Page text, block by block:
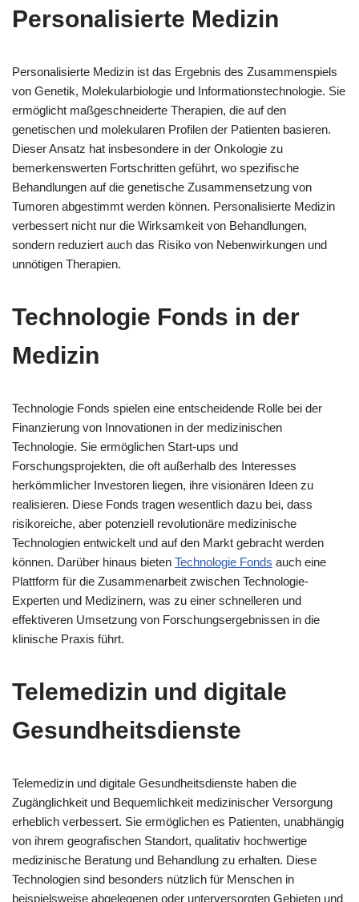
Personalisierte Medizin
Personalisierte Medizin ist das Ergebnis des Zusammenspiels
von Genetik, Molekularbiologie und Informationstechnologie. Sie
ermöglicht maßgeschneiderte Therapien, die auf den
genetischen und molekularen Profilen der Patienten basieren.
Dieser Ansatz hat insbesondere in der Onkologie zu
bemerkenswerten Fortschritten geführt, wo spezifische
Behandlungen auf die genetische Zusammensetzung von
Tumoren abgestimmt werden können. Personalisierte Medizin
verbessert nicht nur die Wirksamkeit von Behandlungen,
sondern reduziert auch das Risiko von Nebenwirkungen und
unnötigen Therapien.
Technologie Fonds in der
Medizin
Technologie Fonds spielen eine entscheidende Rolle bei der
Finanzierung von Innovationen in der medizinischen
Technologie. Sie ermöglichen Start-ups und
Forschungsprojekten, die oft außerhalb des Interesses
herkömmlicher Investoren liegen, ihre visionären Ideen zu
realisieren. Diese Fonds tragen wesentlich dazu bei, dass
risikoreiche, aber potenziell revolutionäre medizinische
Technologien entwickelt und auf den Markt gebracht werden
können. Darüber hinaus bieten Technologie Fonds auch eine
Plattform für die Zusammenarbeit zwischen Technologie-
Experten und Medizinern, was zu einer schnelleren und
effektiveren Umsetzung von Forschungsergebnissen in die
klinische Praxis führt.
Telemedizin und digitale
Gesundheitsdienste
Telemedizin und digitale Gesundheitsdienste haben die
Zugänglichkeit und Bequemlichkeit medizinischer Versorgung
erheblich verbessert. Sie ermöglichen es Patienten, unabhängig
von ihrem geografischen Standort, qualitativ hochwertige
medizinische Beratung und Behandlung zu erhalten. Diese
Technologien sind besonders nützlich für Menschen in
beispielsweise abgelegenen oder unterversorgten Gebieten und